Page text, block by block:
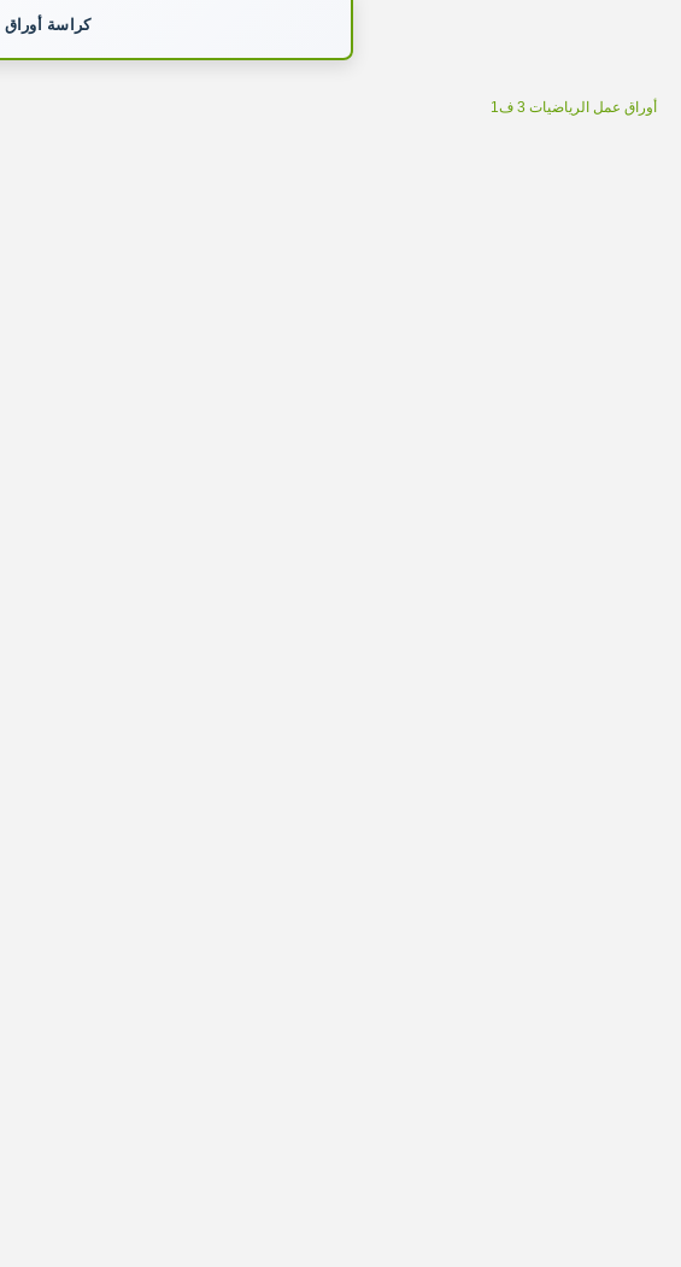
كراسة أوراق
أوراق عمل الرياضيات 3 ف1